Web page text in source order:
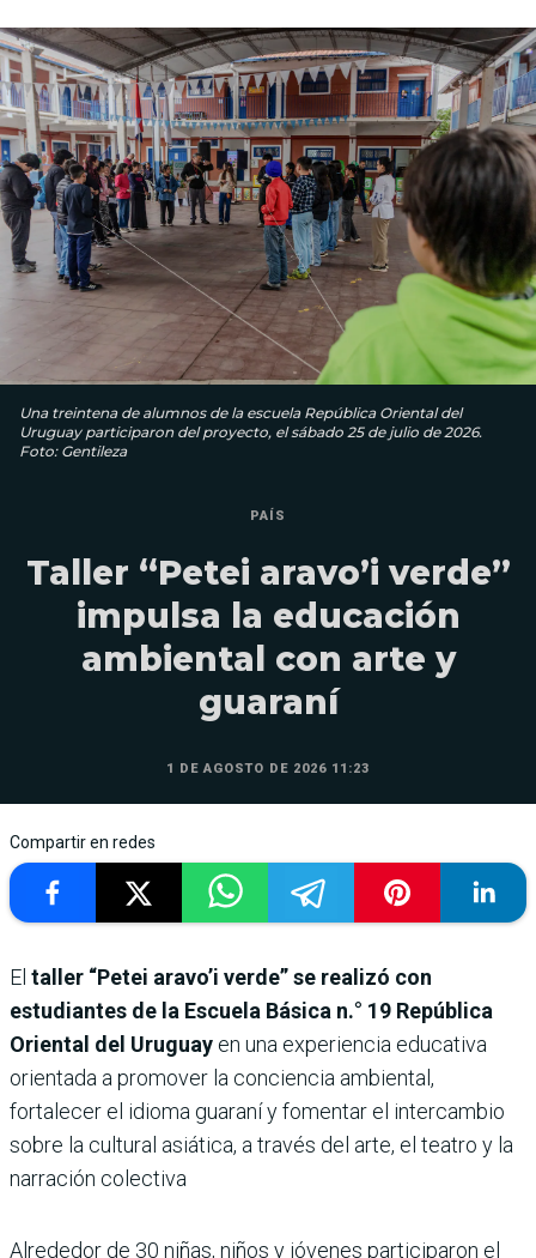
Una treintena de alumnos de la escuela República Oriental del
Uruguay participaron del proyecto, el sábado 25 de julio de 2026.
Foto: Gentileza
PAÍS
Taller “Petei aravo’i verde”
impulsa la educación
ambiental con arte y
guaraní
1 DE AGOSTO DE 2026 11:23
Compartir en redes
El taller “Petei aravo’i verde” se realizó con
estudiantes de la Escuela Básica n.° 19 República
Oriental del Uruguay en una experiencia educativa
orientada a promover la conciencia ambiental,
fortalecer el idioma guaraní y fomentar el intercambio
sobre la cultural asiática, a través del arte, el teatro y la
narración colectiva
Alrededor de 30 niñas, niños y jóvenes participaron el